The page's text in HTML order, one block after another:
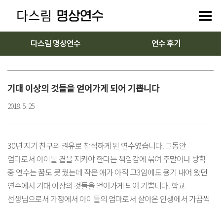
다스림 명상연수 연수 후기
기대 이상의 것들을 얻어가게 되어 기쁩니다
2018. 5. 25
30년 지기 친구의 권유로 참석하게 된 연수였습니다. 그동안
엄마로서 아이들 곁을 지켜야 한다는 책임감에 묶여 주말이나 방학
중 연수는 꿈도 못 꿨는데 작은 애가 아직 고3임에도 용기 내어 왔던
연수에서 기대 이상의 것들을 얻어가게 되어 기쁩니다. 학교
선생님으로서 가정에서 아이들의 엄마로서 살아온 인생에서 가끔씩